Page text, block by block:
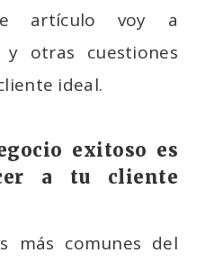
artículo voy a
otras cuestiones
ideal.
exitoso es
a tu cliente
más comunes del